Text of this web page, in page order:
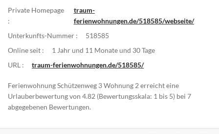
Private Homepage
:
traum-
ferienwohnungen.de/518585/webseite/
Unterkunfts-Nummer :
518585
Online seit :
1 Jahr und 11 Monate und 30 Tage
URL :
traum-ferienwohnungen.de/518585/
Ferienwohnung Schützenweg 3 Wohnung 2 erreicht eine
Urlauberbewertung von 4.82 (Bewertungsskala: 1 bis 5) bei 7
abgegebenen Bewertungen.